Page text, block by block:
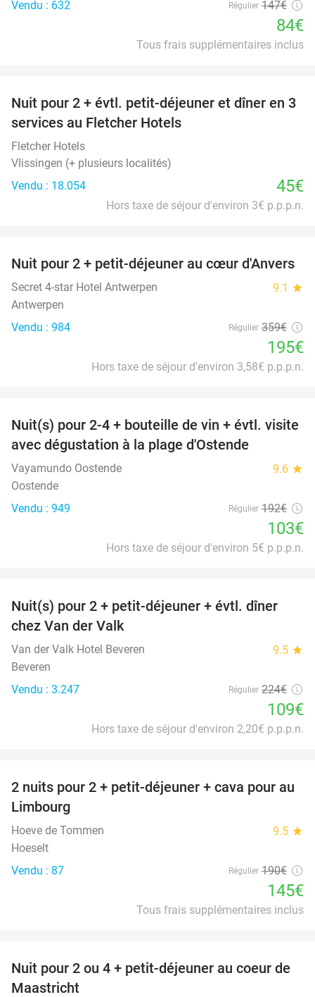
Vendu : 632 Régulier 147€
84€
Tous frais supplémentaires inclus
Nuit pour 2 + évtl. petit-déjeuner et dîner en 3
services au Fletcher Hotels
Fletcher Hotels
Vlissingen (+ plusieurs localités)
Vendu : 18.054
45€
Hors taxe de séjour d'environ 3€ p.p.p.n.
46%
Nuit pour 2 + petit-déjeuner au cœur d'Anvers
Secret 4-star Hotel Antwerpen 9.1 star
Antwerpen
Vendu : 984
Régulier 359€
195€
Hors taxe de séjour d'environ 3,58€ p.p.p.n.
46%
Nuit(s) pour 2-4 + bouteille de vin + évtl. visite
avec dégustation à la plage d'Ostende
Vayamundo Oostende 9.6 star
Oostende
Vendu : 949
Régulier 192€
103€
Hors taxe de séjour d'environ 5€ p.p.p.n.
51%
Nuit(s) pour 2 + petit-déjeuner + évtl. dîner
chez Van der Valk
Van der Valk Hotel Beveren 9.5 star
Beveren
Vendu : 3.247
Régulier 224€
109€
Hors taxe de séjour d'environ 2,20€ p.p.p.n.
24%
2 nuits pour 2 + petit-déjeuner + cava pour au
Limbourg
Hoeve de Tommen 9.5 star
Hoeselt
Vendu : 87
Régulier 190€
145€
Tous frais supplémentaires inclus
26%
Nuit pour 2 ou 4 + petit-déjeuner au coeur de
Maastricht